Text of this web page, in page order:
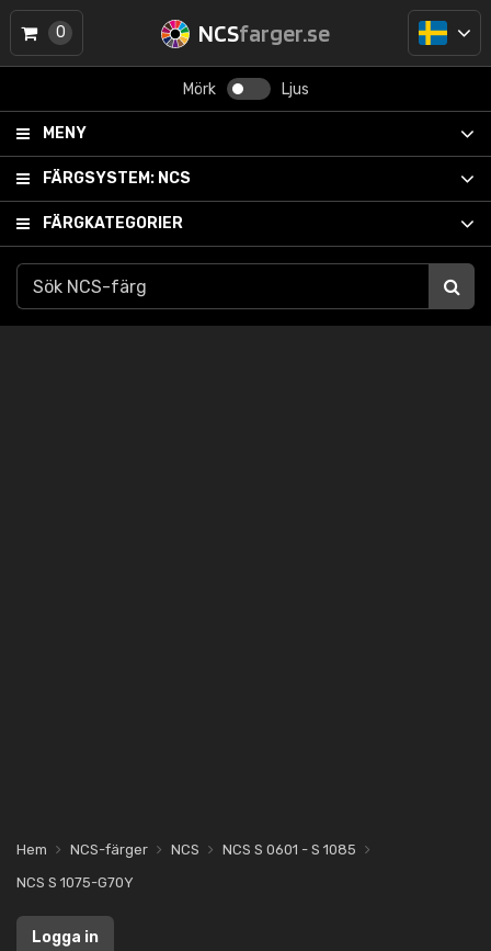
NCSfarger.se
Mörk Ljus
MENY
FÄRGSYSTEM: NCS
FÄRGKATEGORIER
0
Hem NCS-färger NCS
NCS S 0601 - S 1085
NCS S 1075-G70Y
Logga in